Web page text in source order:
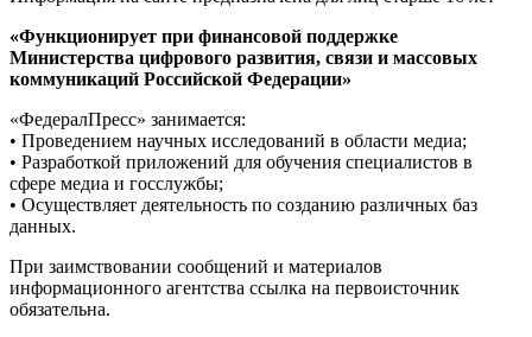
«Функционирует при финансовой поддержке
Министерства цифрового развития, связи и массовых
коммуникаций Российской Федерации»
«ФедералПресс» занимается:
• Проведением научных исследований в области медиа;
• Разработкой приложений для обучения специалистов в
сфере медиа и госслужбы;
• Осуществляет деятельность по созданию различных баз
данных.
При заимствовании сообщений и материалов
информационного агентства ссылка на первоисточник
обязательна.